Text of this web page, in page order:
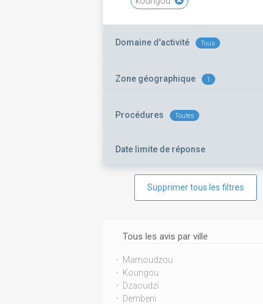
Domaine d'activité Tous
Zone géographique 1
Procédures Toutes
Date limite de réponse
Supprimer tous les filtres
Tous les avis par ville
Mamoudzou
Koungou
Dzaoudzi
Dembeni